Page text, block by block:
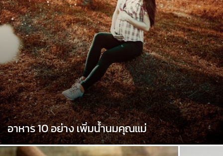
อาหาร 10 อย่าง เพิ่มน้ำนมคุณแม่